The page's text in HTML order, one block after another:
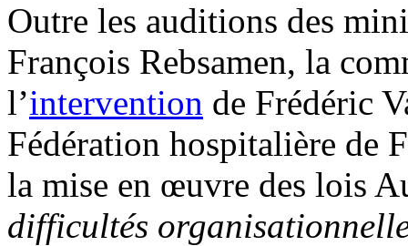
Outre les auditions des
François Rebsamen, la
l’intervention de Frédéric
Fédération hospitalière de
la mise en œuvre des lois
difficultés